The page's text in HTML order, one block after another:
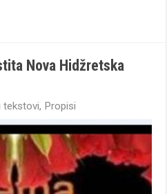
Nova Hidžretska
tekstovi, Propisi